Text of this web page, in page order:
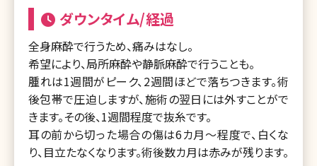
ダウンタイム/経過
全身麻酔で行うため、痛みはなし。
希望により、局所麻酔や静脈麻酔で行うことも。
腫れは1週間がピーク、2週間ほどで落ちつきます。術
後包帯で圧迫しますが、施術の翌日には外すことがで
きます。その後、1週間程度で抜糸です。
耳の前から切った場合の傷は6カ月～程度で、白くな
り、目立たなくなります。術後数カ月は赤みが残ります。